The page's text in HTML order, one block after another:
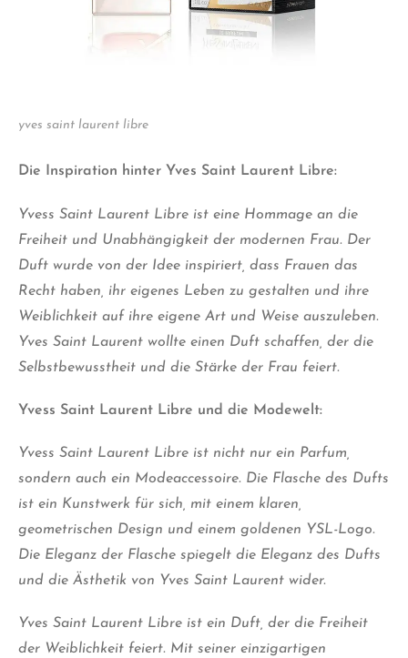
yves saint laurent libre
Die Inspiration hinter Yves Saint Laurent Libre:
Yvess Saint Laurent Libre ist eine Hommage an die
Freiheit und Unabhängigkeit der modernen Frau. Der
Duft wurde von der Idee inspiriert, dass Frauen das
Recht haben, ihr eigenes Leben zu gestalten und ihre
Weiblichkeit auf ihre eigene Art und Weise auszuleben.
Yves Saint Laurent wollte einen Duft schaffen, der die
Selbstbewusstheit und die Stärke der Frau feiert.
Yvess Saint Laurent Libre und die Modewelt:
Yvess Saint Laurent Libre ist nicht nur ein Parfum,
sondern auch ein Modeaccessoire. Die Flasche des Dufts
ist ein Kunstwerk für sich, mit einem klaren,
geometrischen Design und einem goldenen YSL-Logo.
Die Eleganz der Flasche spiegelt die Eleganz des Dufts
und die Ästhetik von Yves Saint Laurent wider.
Yves Saint Laurent Libre ist ein Duft, der die Freiheit
der Weiblichkeit feiert. Mit seiner einzigartigen